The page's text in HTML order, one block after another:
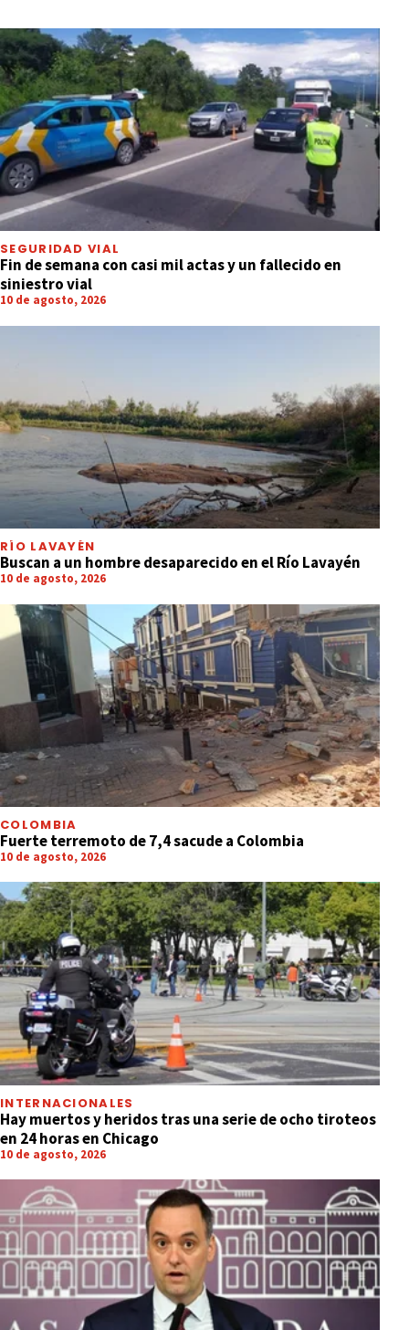
SEGURIDAD VIAL
Fin de semana con casi mil actas y un fallecido en
siniestro vial
10 de agosto, 2026
RÍO LAVAYÉN
Buscan a un hombre desaparecido en el Río Lavayén
10 de agosto, 2026
COLOMBIA
Fuerte terremoto de 7,4 sacude a Colombia
10 de agosto, 2026
INTERNACIONALES
Hay muertos y heridos tras una serie de ocho tiroteos
en 24 horas en Chicago
10 de agosto, 2026